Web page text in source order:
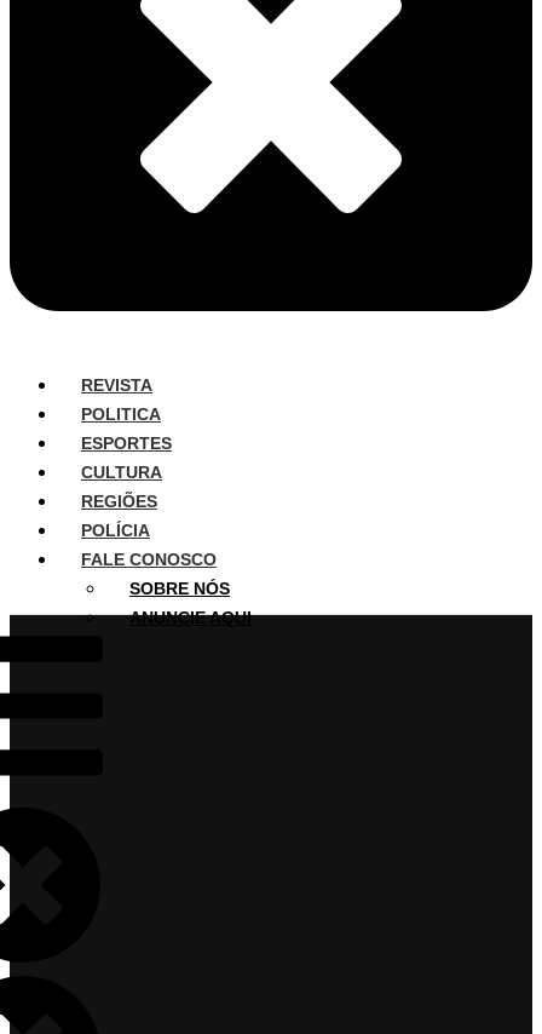
REVISTA
POLITICA
ESPORTES
CULTURA
REGIÕES
POLÍCIA
FALE CONOSCO
SOBRE NÓS
ANUNCIE AQUI